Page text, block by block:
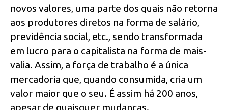
novos valores, uma parte dos quais não retorna
aos produtores diretos na forma de salário,
previdência social, etc., sendo transformada
em lucro para o capitalista na forma de mais-
valia. Assim, a força de trabalho é a única
mercadoria que, quando consumida, cria um
valor maior que o seu. É assim há 200 anos,
apesar de quaisquer mudanças.